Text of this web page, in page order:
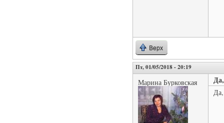
Верх
Пт, 01/05/2018 - 20:19
Марина Бурковская